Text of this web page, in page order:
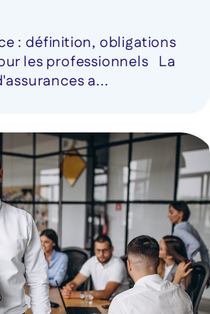
: définition, obligations
les professionnels La
a...